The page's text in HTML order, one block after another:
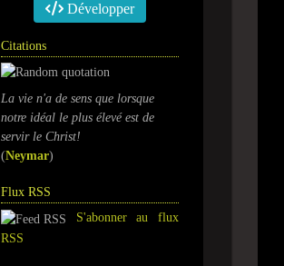
Développer
Citations
La vie n'a de sens que lorsque
notre idéal le plus élevé est de
servir le Christ!
(Neymar)
Flux RSS
S'abonner au flux
RSS